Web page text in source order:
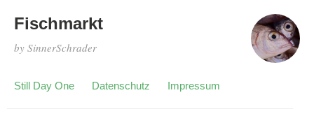
Fischmarkt
by SinnerSchrader
Still Day One Datenschutz Impressum